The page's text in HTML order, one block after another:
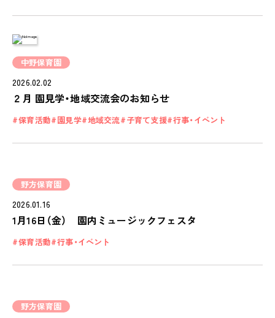
中野保育園
2026.02.02
２月 園見学・地域交流会のお知らせ
保育活動 園見学 地域交流 子育て支援 行事・イベント
野方保育園
2026.01.16
1月16日（金） 園内ミュージックフェスタ
保育活動 行事・イベント
野方保育園